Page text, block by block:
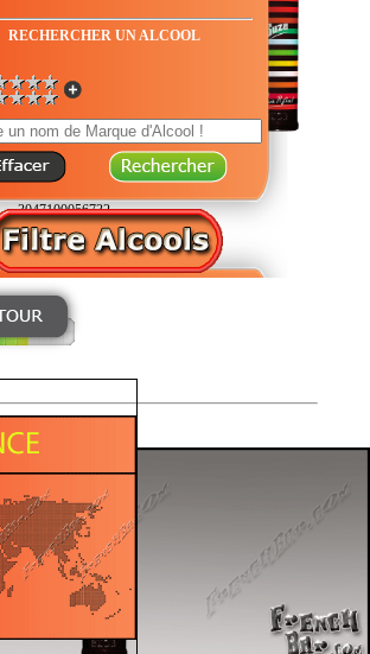
RECHERCHER UN ALCOOL
France
Septembre 2004
3047100056732
Doux